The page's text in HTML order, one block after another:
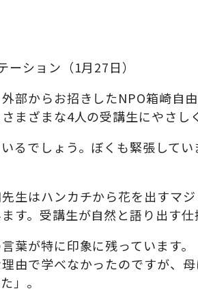
ーション（1月27日）
部からお招きしたNPO箱崎自
まざまな4人の受講生にやさし
いるでしょう。ぼくも緊張して
生はハンカチから花を出すマ
す。受講生が自然と語り出す
葉が特に印象に残っています。
理由で学べなかったのですが、
」。